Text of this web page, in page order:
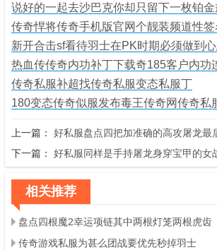
说好的一起去沙巴克你却只留下一枚铂金
传奇悍将传奇手机版官网个靓装频道性签
新开合击sf看待羽士在PK时期必须做到
热血传传奇内功补丁下载奇185客户内功
传奇私服补超找传奇私服变态私服丁
180变态传奇似服发布毒王传奇网传奇私
上一篇： 好私服盘点四把加准确的高攻屠龙最
下一篇： 好私服同样是手持屠龙身穿宝甲的女
相关推荐
盘点四根魔2幸运项链其中两根灯笼两根虎齿
传奇游戏私服为甚么团战要优先秒掉羽士